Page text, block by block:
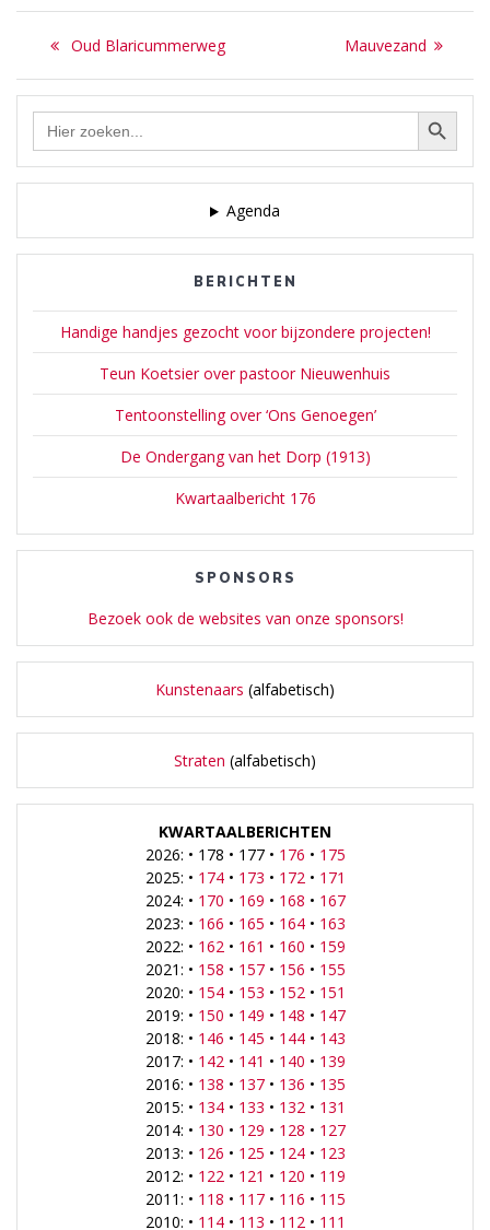
en doet ons aan het oude
Laren denken, hetgeen de
straatnaam al vertelt. De
oorspronkelijke naam was
1ste Oosterendweg. [uit:
Laren door de straten
Koekkoek]…
Bericht
navigatie
Previous
Oud Blaricummerweg
Next
Mauvezand
Zoek Zoekknop
Agenda
BERICHTEN
Handige handjes gezocht voor bijzondere projecten!
Teun Koetsier over pastoor Nieuwenhuis
Tentoonstelling over ‘Ons Genoegen’
De Ondergang van het Dorp (1913)
Kwartaalbericht 176
SPONSORS
Bezoek ook de websites van onze sponsors!
Kunstenaars (alfabetisch)
Straten (alfabetisch)
KWARTAALBERICHTEN
2026: • 178 • 177 • 176 • 175
2025: • 174• 173 • 172• 171
2024: • 170 • 169 • 168 • 167
2023: • 166 • 165 • 164• 163
2022: • 162• 161 • 160 • 159
2021: • 158 • 157• 156 • 155
2020: • 154• 153 • 152• 151
2019: • 150 • 149 • 148 • 147
2018: • 146 • 145 • 144• 143
2017: • 142• 141 • 140 • 139
2016: • 138 • 137• 136 • 135
2015: • 134• 133 • 132• 131
2014: • 130 • 129 • 128 • 127
2013: • 126 • 125 • 124• 123
2012: • 122• 121 • 120 • 119
2011: • 118 • 117• 116 • 115
2010: • 114• 113 • 112• 111